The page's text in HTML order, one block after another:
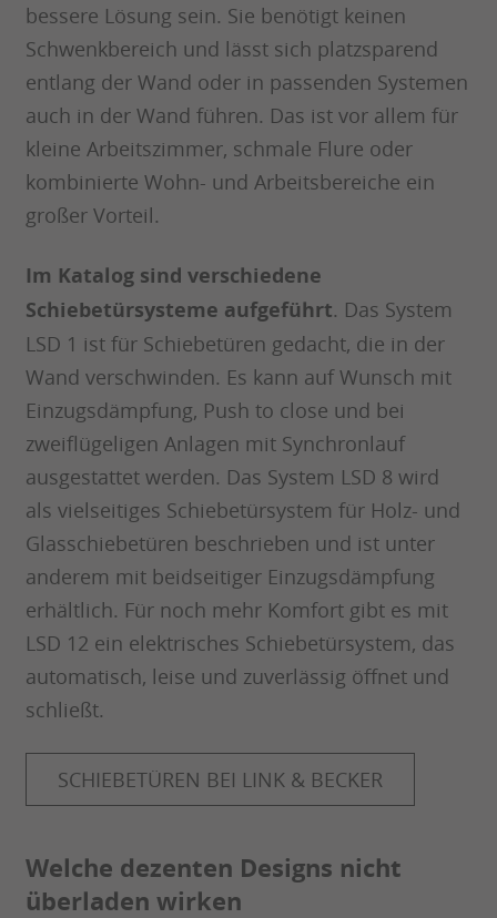
bessere Lösung sein. Sie benötigt keinen
Schwenkbereich und lässt sich platzsparend
entlang der Wand oder in passenden Systemen
auch in der Wand führen. Das ist vor allem für
kleine Arbeitszimmer, schmale Flure oder
kombinierte Wohn- und Arbeitsbereiche ein
großer Vorteil.
Im Katalog sind verschiedene
Schiebetürsysteme aufgeführt. Das System
LSD 1 ist für Schiebetüren gedacht, die in der
Wand verschwinden. Es kann auf Wunsch mit
Einzugsdämpfung, Push to close und bei
zweiflügeligen Anlagen mit Synchronlauf
ausgestattet werden. Das System LSD 8 wird
als vielseitiges Schiebetürsystem für Holz- und
Glasschiebetüren beschrieben und ist unter
anderem mit beidseitiger Einzugsdämpfung
erhältlich. Für noch mehr Komfort gibt es mit
LSD 12 ein elektrisches Schiebetürsystem, das
automatisch, leise und zuverlässig öffnet und
schließt.
SCHIEBETÜREN BEI LINK & BECKER
Welche dezenten Designs nicht
überladen wirken